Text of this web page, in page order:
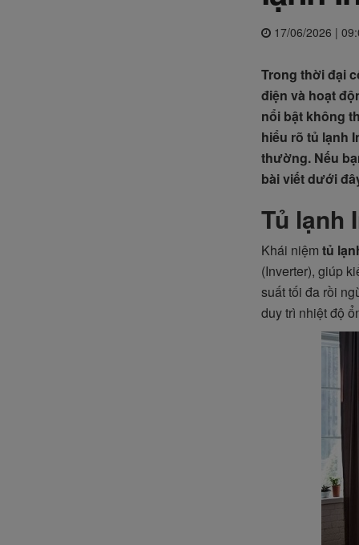
17/06/2026 |
Trong thời đại
điện và hoạt
nổi bật không
hiểu rõ tủ lạnh
thường. Nếu
bài viết dưới
Tủ lạnh
Khái niệm tủ
(Inverter), giúp
suất tối đa rồi
duy trì nhiệt độ